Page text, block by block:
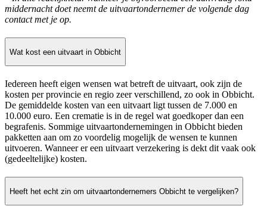
middernacht doet neemt de uitvaartondernemer de volgende dag
contact met je op.
Wat kost een uitvaart in Obbicht
Iedereen heeft eigen wensen wat betreft de uitvaart, ook zijn de
kosten per provincie en regio zeer verschillend, zo ook in Obbicht.
De gemiddelde kosten van een uitvaart ligt tussen de 7.000 en
10.000 euro. Een crematie is in de regel wat goedkoper dan een
begrafenis. Sommige uitvaartondernemingen in Obbicht bieden
pakketten aan om zo voordelig mogelijk de wensen te kunnen
uitvoeren. Wanneer er een uitvaart verzekering is dekt dit vaak ook
(gedeeltelijke) kosten.
Heeft het echt zin om uitvaartondernemers Obbicht te vergelijken?